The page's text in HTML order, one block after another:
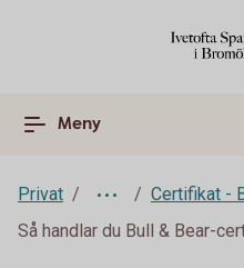
Meny
Privat
Certifikat -
Så handlar du Bull & Bear-